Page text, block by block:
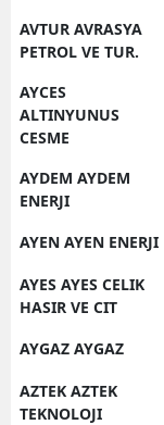
AVTUR AVRASYA
PETROL VE TUR.
AYCES
ALTINYUNUS
CESME
AYDEM AYDEM
ENERJI
AYEN AYEN ENERJI
AYES AYES CELIK
HASIR VE CIT
AYGAZ AYGAZ
AZTEK AZTEK
TEKNOLOJI